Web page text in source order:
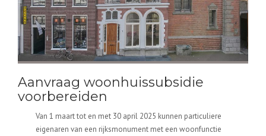
Aanvraag woonhuissubsidie
voorbereiden
Van 1 maart tot en met 30 april 2025 kunnen particuliere
eigenaren van een rijksmonument met een woonfunctie